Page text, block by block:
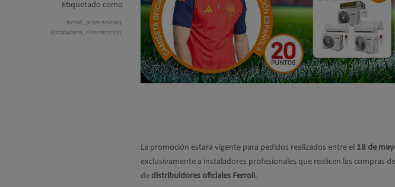
Etiquetado como
ferroli, promociones,
instaladores, climatización,
La promoción estará vigente para pedidos realizados entre el 18 de
exclusivamente a instaladores profesionales que realicen las compras
de distribuidores oficiales Ferroli.